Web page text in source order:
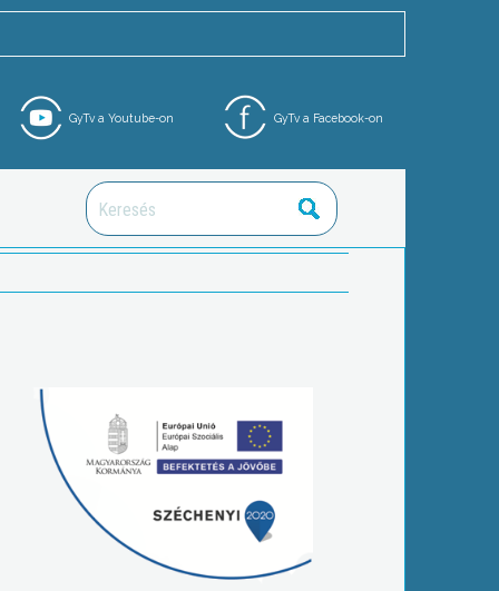
GyTv a Facebook-on
GyTv a Youtube-on